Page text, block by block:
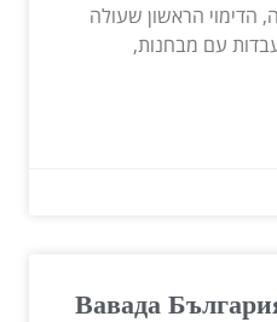
הדימוי הראשון שעולה
עם מבחנות,
Вавада